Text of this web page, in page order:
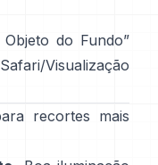
Objeto do Fundo”
Visualização
recortes mais